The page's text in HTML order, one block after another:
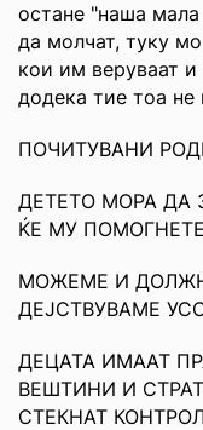
остане "наша мала
да молчат, туку
кои им веруваат
додека тие тоа не
ПОЧИТУВАНИ
ДЕТЕТО МОРА ДА
ЌЕ МУ
МОЖЕМЕ И
ДЕЈСТВУВАМЕ
ДЕЦАТА ИМААТ
ВЕШТИНИ И
СТЕКНАТ